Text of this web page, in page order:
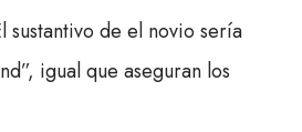
sustantivo de el novio serí­a
igual que aseguran los